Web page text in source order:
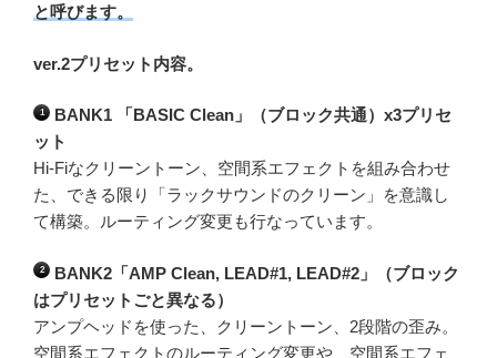
と呼びます。
ver.2プリセット内容。
1
BANK1 「BASIC Clean」（ブロック共通）x3プリセ
ット
Hi-Fiなクリーントーン、空間系エフェクトを組み合わせ
た、できる限り「ラックサウンドのクリーン」を意識し
て構築。ルーティング変更も行なっています。
2
BANK2「AMP Clean, LEAD#1, LEAD#2」（ブロック
はプリセットごと異なる）
アンプヘッドを使った、クリーントーン、2段階の歪み。
空間系エフェクトのルーティング変更や、空間系エフェ